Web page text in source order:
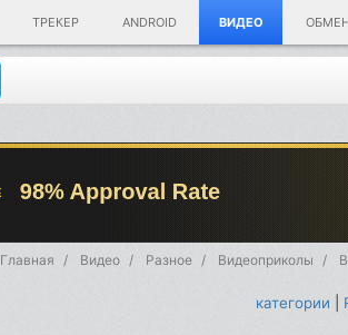
ТРЕКЕР ANDROID ВИДЕО
Главная Видео Разное Видеоприколы
категории